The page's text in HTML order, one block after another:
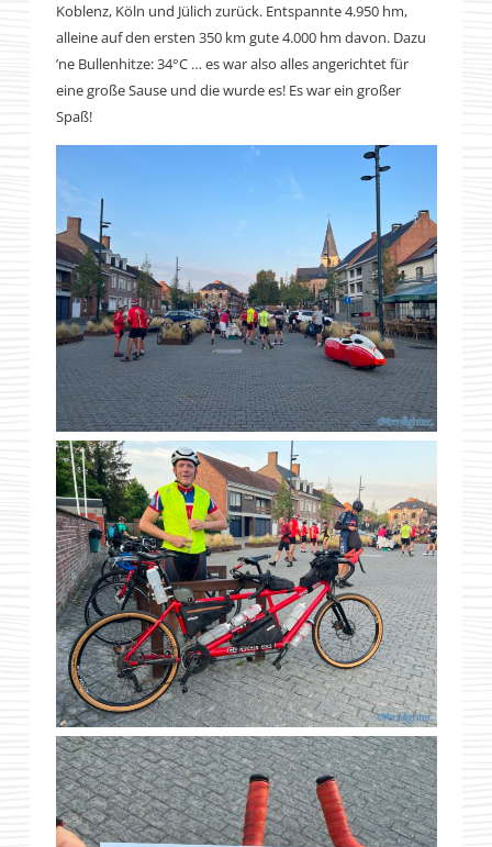
Koblenz, Köln und Jülich zurück. Entspannte 4.950 hm,
alleine auf den ersten 350 km gute 4.000 hm davon. Dazu
’ne Bullenhitze: 34°C … es war also alles angerichtet für
eine große Sause und die wurde es! Es war ein großer
Spaß!